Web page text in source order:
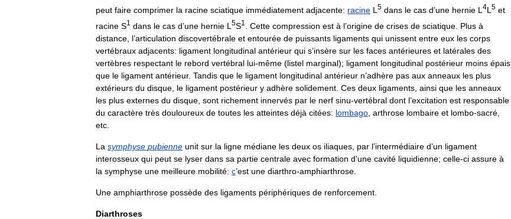
peut faire comprimer la racine sciatique immédiatement adjacente: racine L 5 dans le cas d’une hernie L 4L 5 et
racine S1 dans le cas d’une hernie L 5S1 Cette compression est à l’origine de crises de sciatique Plus à
distance l’articulation discovertébrale et entourée de puissants ligaments qui unissent entre eux les corps
vertébraux adjacents: ligament longitudinal antérieur qui s’insère sur les faces antérieures et latérales des
vertèbres respectant le rebord vertébral lui-même (listel marginal); ligament longitudinal postérieur moins épais
que le ligament antérieur. Tandis que le ligament longitudinal antérieur n’adhère pas aux anneaux les plus
extérieurs du disque le ligament postérieur y adhère solidement Ces deux ligaments ainsi que les anneaux
les plus externes du disque sont richement innervés par le nerf sinu-vertébral dont l’excitation est responsable
du caractère très douloureux de toutes les atteintes déjà citées: lombago arthrose lombaire et lombo-sacré
etc
La symphyse pubienne unit sur la ligne médiane les deux os iliaques par l’intermédiaire d’un ligament
interosseux qui peut se lyser dans sa partie centrale avec formation d’une cavité liquidienne; celle-ci assure à
la symphyse une meilleure mobilité: c’est une diarthro-amphiarthrose
Une amphiarthrose possède des ligaments périphériques de renforcement
Diarthroses